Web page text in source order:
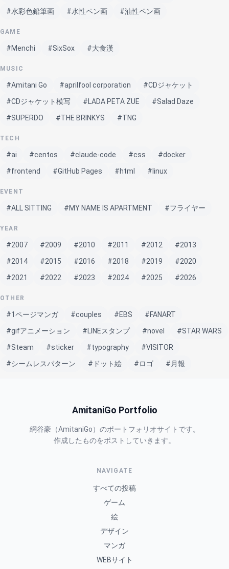
#水彩色鉛筆画
#水性ペン画 #油性ペン画
GAME
#Menchi #SixSox #大食漢
MUSIC
#Amitani Go #aprilfool corporation
#CDジャケット
#CDジャケット模写
#LADA PETA ZUE
#Salad Daze
#SUPERDO
#THE BRINKYS #TNG
TECH
#ai #centos #claude-code #css
#docker
#frontend
#GitHub Pages #html #linux
EVENT
#ALL SITTING #MY NAME IS APARTMENT #フライヤー
YEAR
#2007 #2009 #2010 #2011 #2012
#2013
#2014
#2015 #2016 #2018 #2019
#2020
#2021
#2022 #2023 #2024 #2025 #2026
OTHER
#1ページマンガ #couples #EBS
#FANART
#gifアニメーション
#LINEスタンプ #novel
#STAR WARS
#Steam
#sticker #typography
#VISITOR
#シームレスパターン
#ドット絵 #ロゴ #月報
AmitaniGo Portfolio
網谷豪（AmitaniGo）のポートフォリオサイトです。
作成したものをポストしていきます。
NAVIGATE
すべての投稿
ゲーム
絵
デザイン
マンガ
WEBサイト